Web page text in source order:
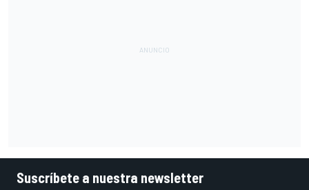
Suscríbete a nuestra newsletter